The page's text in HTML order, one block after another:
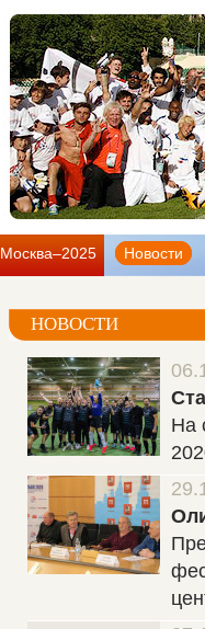
Москва–2025 Новости
НОВОСТИ
На